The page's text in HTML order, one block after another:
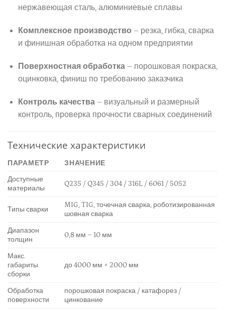
нержавеющая сталь, алюминиевые сплавы
Комплексное производство – резка, гибка, сварка
и финишная обработка на одном предприятии
Поверхностная обработка– порошковая покраска,
оцинковка, финиш по требованию заказчика
Контроль качества– визуальный и размерный
контроль, проверка прочности сварных соединений
Технические характеристики
ПАРАМЕТР
ЗНАЧЕНИЕ
Доступные
материалы
Q235 / Q345 / 304 / 316L / 6061 / 5052
Типы сварки
MIG, TIG, точечная сварка, роботизированная
шовная сварка
Диапазон
толщин
0,8 мм – 10 мм
Макс.
габариты
сборки
до 4000 мм × 2000 мм
Обработка
поверхности
порошковая покраска / катафорез /
цинкование